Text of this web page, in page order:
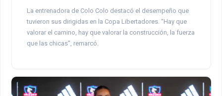
La entrenadora de Colo Colo destacó el desempeño que
tuvieron sus dirigidas en la Copa Libertadores. “Hay que
valorar el camino, hay que valorar la construcción, la fuerza
que las chicas”, remarcó.